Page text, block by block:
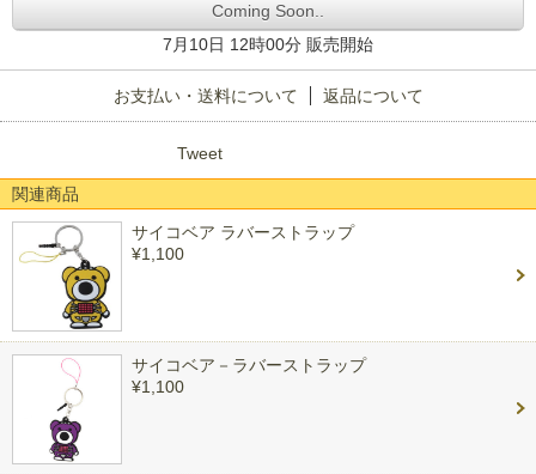
Coming Soon..
7月10日 12時00分 販売開始
お支払い・送料について 返品について
Tweet
関連商品
サイコベア ラバーストラップ
¥1,100
サイコベア－ラバーストラップ
¥1,100